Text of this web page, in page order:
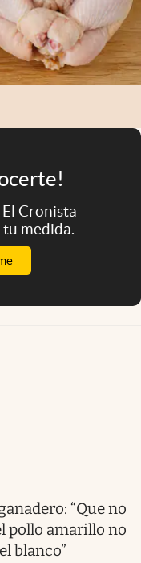
El Cronista
medida.
“Que no
pollo amarillo no
blanco”